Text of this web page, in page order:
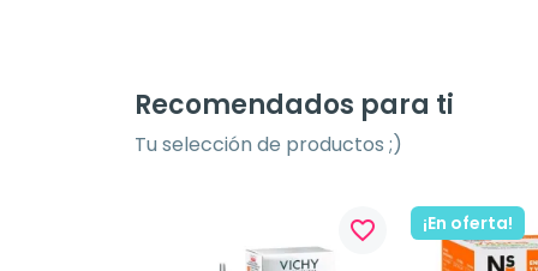
Recomendados para ti
Tu selección de productos ;)
favorite_border ¡En oferta!